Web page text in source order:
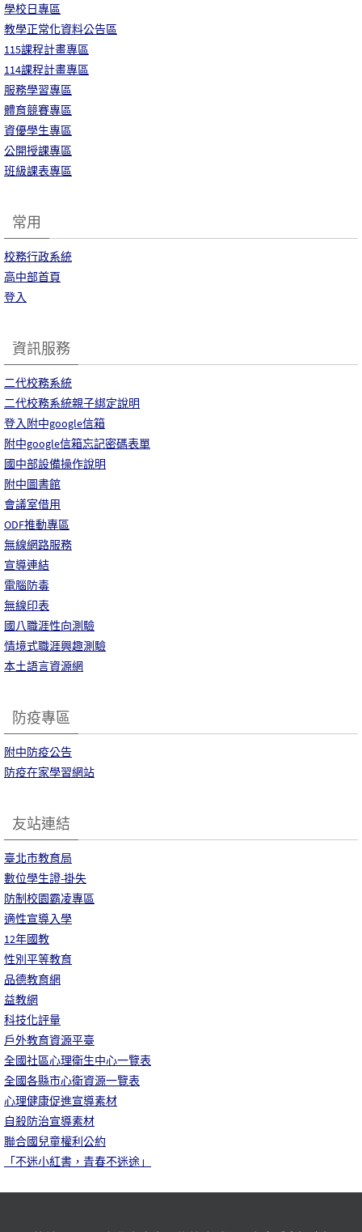
學校日專區
教學正常化資料公告區
115課程計畫專區
114課程計畫專區
服務學習專區
體育競賽專區
資優學生專區
公開授課專區
班級課表專區
常用
校務行政系統
高中部首頁
登入
資訊服務
二代校務系統
二代校務系統親子綁定說明
登入附中google信箱
附中google信箱忘記密碼表單
國中部設備操作說明
附中圖書館
會議室借用
ODF推動專區
無線網路服務
宣導連結
電腦防毒
無線印表
國八職涯性向測驗
情境式職涯興趣測驗
本土語言資源網
防疫專區
附中防疫公告
防疫在家學習網站
友站連結
臺北市教育局
數位學生證-掛失
防制校園霸凌專區
適性宣導入學
12年國教
性別平等教育
品德教育網
益教網
科技化評量
戶外教育資源平臺
全國社區心理衛生中心一覽表
全國各縣市心衛資源一覽表
心理健康促進宣導素材
自殺防治宣導素材
聯合國兒童權利公約
「不迷小紅書，青春不迷途」